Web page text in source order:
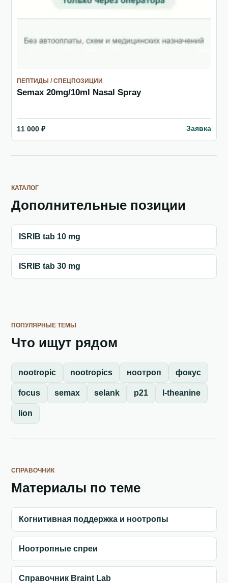
ПЕПТИДЫ / СПЕЦПОЗИЦИИ
Semax 20mg/10ml Nasal Spray
11 000 ₽ Заявка
КАТАЛОГ
Дополнительные позиции
ISRIB tab 10 mg
ISRIB tab 30 mg
ПОПУЛЯРНЫЕ ТЕМЫ
Что ищут рядом
nootropic nootropics ноотроп фокус
focus semax selank p21 l-theanine
lion
СПРАВОЧНИК
Материалы по теме
Когнитивная поддержка и ноотропы
Ноотропные спреи
Справочник Braint Lab